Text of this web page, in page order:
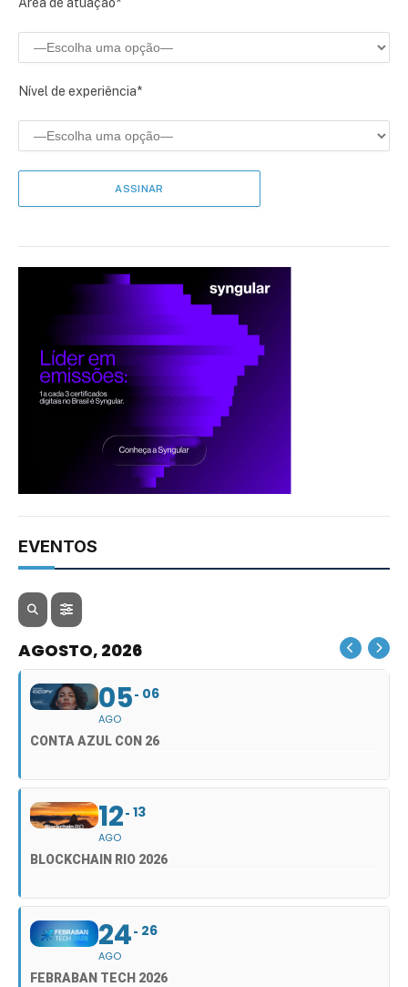
Área de atuação*
Nível de experiência*
EVENTOS
AGOSTO, 2026
05
AGO
06
CONTA AZUL CON 26
12
AGO
13
BLOCKCHAIN RIO 2026
24
AGO
26
FEBRABAN TECH 2026